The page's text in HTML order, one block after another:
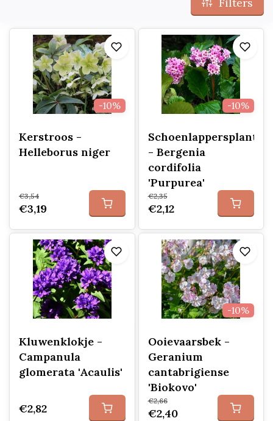
-10%
Kerstroos -
Helleborus niger
€3,54
€3,19
-10%
Schoenlappersplant
- Bergenia
cordifolia
'Purpurea'
€2,35
€2,12
Kluwenklokje -
Campanula
glomerata 'Acaulis'
€2,82
-10%
Ooievaarsbek -
Geranium
cantabrigiense
'Biokovo'
€2,66
€2,40